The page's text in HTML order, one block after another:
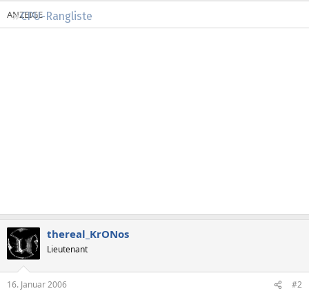
CPU-Rangliste
thereal_KrONos
Lieutenant
16. Januar 2006 #2